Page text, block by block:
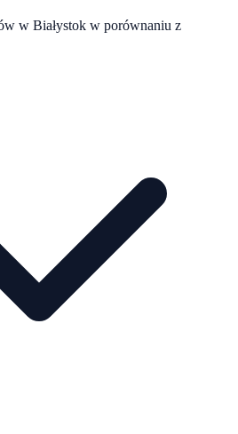
w Białystok w porównaniu z